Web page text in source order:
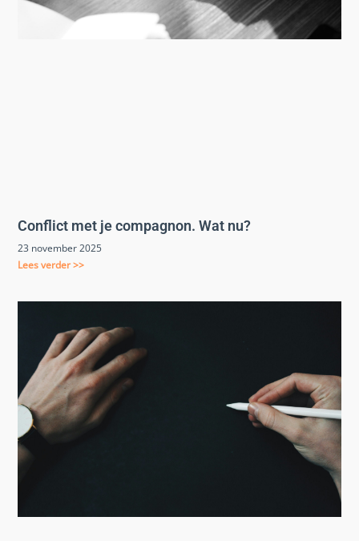
Conflict met je compagnon. Wat nu?
23 november 2025
Lees verder >>